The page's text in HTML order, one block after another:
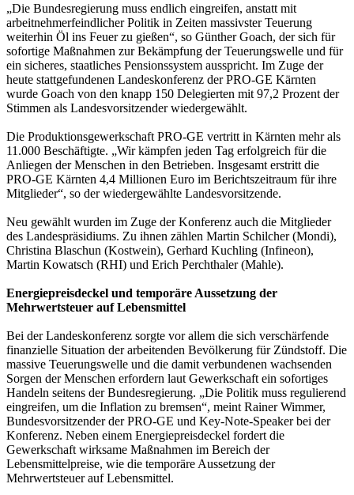
„Die Bundesregierung muss endlich eingreifen, anstatt mit
arbeitnehmerfeindlicher Politik in Zeiten massivster Teuerung
weiterhin Öl ins Feuer zu gießen“, so Günther Goach, der sich für
sofortige Maßnahmen zur Bekämpfung der Teuerungswelle und für
ein sicheres, staatliches Pensionssystem ausspricht. Im Zuge der
heute stattgefundenen Landeskonferenz der PRO-GE Kärnten
wurde Goach von den knapp 150 Delegierten mit 97,2 Prozent der
Stimmen als Landesvorsitzender wiedergewählt.
Die Produktionsgewerkschaft PRO-GE vertritt in Kärnten mehr als
11.000 Beschäftigte. „Wir kämpfen jeden Tag erfolgreich für die
Anliegen der Menschen in den Betrieben. Insgesamt erstritt die
PRO-GE Kärnten 4,4 Millionen Euro im Berichtszeitraum für ihre
Mitglieder“, so der wiedergewählte Landesvorsitzende.
Neu gewählt wurden im Zuge der Konferenz auch die Mitglieder
des Landespräsidiums. Zu ihnen zählen Martin Schilcher (Mondi),
Christina Blaschun (Kostwein), Gerhard Kuchling (Infineon),
Martin Kowatsch (RHI) und Erich Perchthaler (Mahle).
Energiepreisdeckel und temporäre Aussetzung der
Mehrwertsteuer auf Lebensmittel
Bei der Landeskonferenz sorgte vor allem die sich verschärfende
finanzielle Situation der arbeitenden Bevölkerung für Zündstoff. Die
massive Teuerungswelle und die damit verbundenen wachsenden
Sorgen der Menschen erfordern laut Gewerkschaft ein sofortiges
Handeln seitens der Bundesregierung. „Die Politik muss regulierend
eingreifen, um die Inflation zu bremsen“, meint Rainer Wimmer,
Bundesvorsitzender der PRO-GE und Key-Note-Speaker bei der
Konferenz. Neben einem Energiepreisdeckel fordert die
Gewerkschaft wirksame Maßnahmen im Bereich der
Lebensmittelpreise, wie die temporäre Aussetzung der
Mehrwertsteuer auf Lebensmittel.